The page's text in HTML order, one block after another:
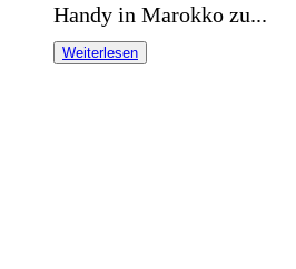
Handy in Marokko zu...
Weiterlesen